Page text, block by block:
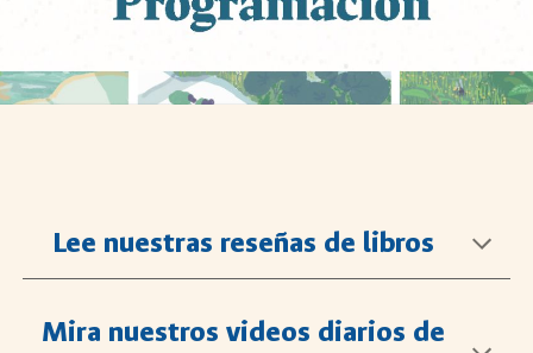
Lee nuestras reseñas de libros
Mira nuestros videos diarios de